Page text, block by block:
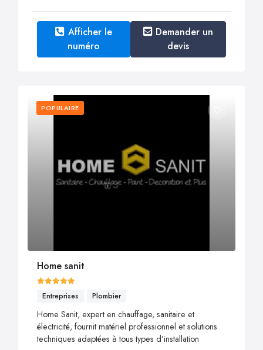
Afficher le
numéro
Demander un
devis
POPULAIRE
Home sanit
Entreprises Plombier
Home Sanit, expert en chauffage, sanitaire et
électricité, fournit matériel professionnel et solutions
techniques adaptées à tous types d’installation